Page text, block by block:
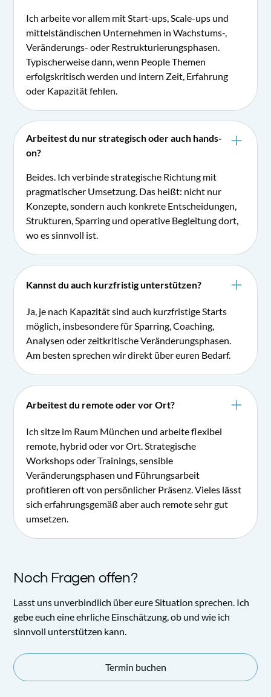
Ich arbeite vor allem mit Start-ups, Scale-ups und
mittelständischen Unternehmen in Wachstums-,
Veränderungs- oder Restrukturierungsphasen.
Typischerweise dann, wenn People Themen
erfolgskritisch werden und intern Zeit, Erfahrung
oder Kapazität fehlen.
Arbeitest du nur strategisch oder auch hands-
on?
Beides. Ich verbinde strategische Richtung mit
pragmatischer Umsetzung. Das heißt: nicht nur
Konzepte, sondern auch konkrete Entscheidungen,
Strukturen, Sparring und operative Begleitung dort,
wo es sinnvoll ist.
Kannst du auch kurzfristig unterstützen?
Ja, je nach Kapazität sind auch kurzfristige Starts
möglich, insbesondere für Sparring, Coaching,
Analysen oder zeitkritische Veränderungsphasen.
Am besten sprechen wir direkt über euren Bedarf.
Arbeitest du remote oder vor Ort?
Ich sitze im Raum München und arbeite flexibel
remote, hybrid oder vor Ort. Strategische
Workshops oder Trainings, sensible
Veränderungsphasen und Führungsarbeit
profitieren oft von persönlicher Präsenz. Vieles lässt
sich erfahrungsgemäß aber auch remote sehr gut
umsetzen.
Noch Fragen offen?
Lasst uns unverbindlich über eure Situation sprechen. Ich
gebe euch eine ehrliche Einschätzung, ob und wie ich
sinnvoll unterstützen kann.
Termin buchen